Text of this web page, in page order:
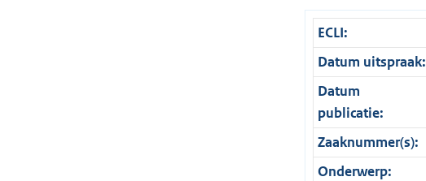
ECLI:
Datum uitspraak:
Datum
publicatie:
Zaaknummer(s):
Onderwerp: